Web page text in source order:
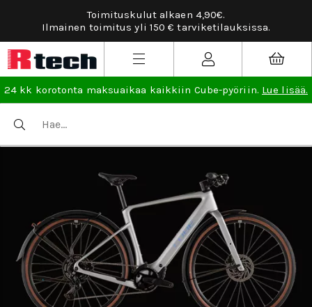
Toimituskulut alkaen 4,90€.
Ilmainen toimitus yli 150 € tarviketilauksissa.
24 kk korotonta maksuaikaa kaikkiin Cube-pyöriin. Lue lisää.